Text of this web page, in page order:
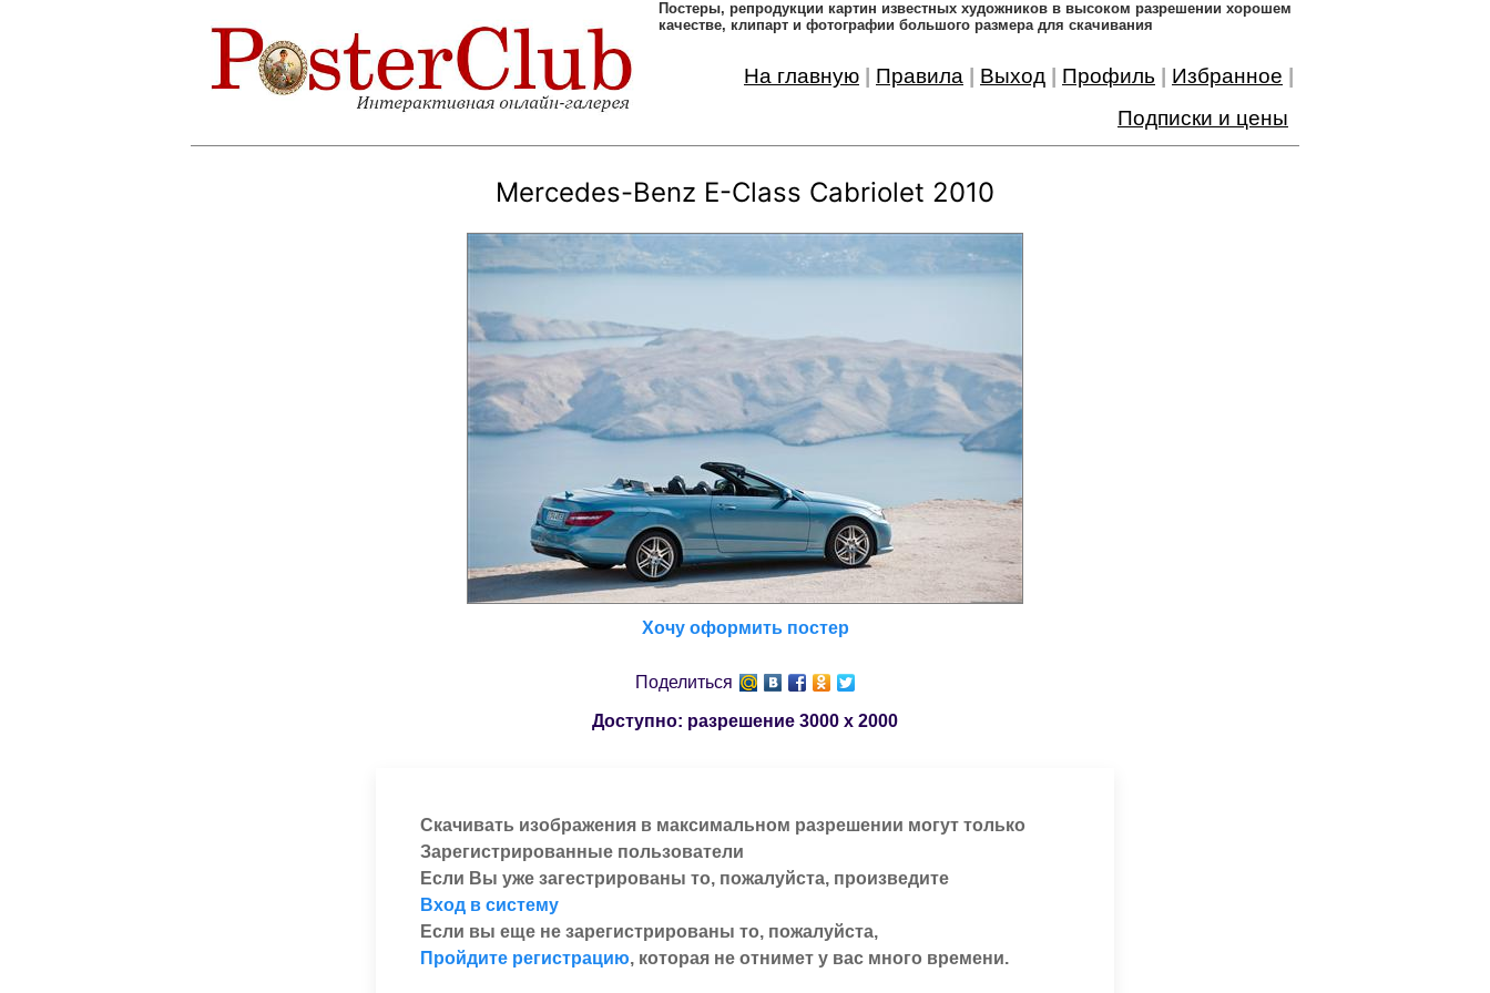
Постеры, pепродукции картин известных художников в высоком разрешении хорошем
качестве, клипарт и фотографии большого размера для скачивания
На главную Правила Выход Профиль Избранное
Подписки и цены
Mercedes-Benz E-Class Cabriolet 2010
Хочу оформить постер
Поделиться
Доступно: разрешение 3000 x 2000
Скачивать изображения в максимальном разрешении могут только
Зарегистрированные пользователи
Если Вы уже загестрированы то, пожалуйста, произведите
Вход в систему
Если вы еще не зарегистрированы то, пожалуйста,
Пройдите регистрацию, которая не отнимет у вас много времени.